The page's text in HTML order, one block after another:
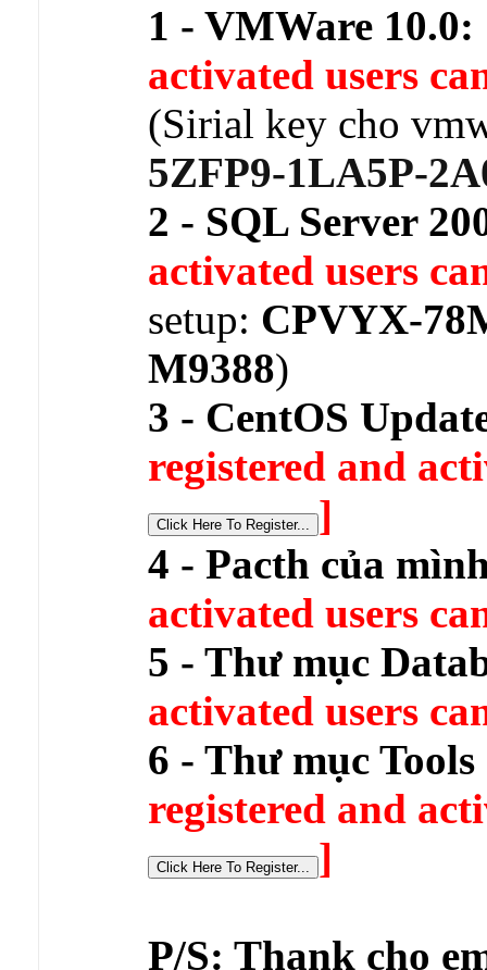
1 - VMWare 10.0:
activated users
(Sirial key cho
5ZFP9-1LA5P-
2 - SQL Server
activated users
setup: CPVYX-
M9388)
3 - CentOS
registered and
]
4 - Pacth của
activated users
5 - Thư mục
activated users
6 - Thư mục
registered and
]
P/S: Thank cho